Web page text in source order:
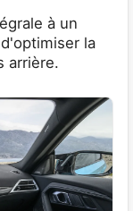
à un
la
arrière.